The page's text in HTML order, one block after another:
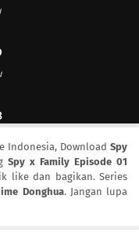
Indonesia, Download Spy
Spy x Family Episode 01
like dan bagikan. Series
Donghua. Jangan lupa